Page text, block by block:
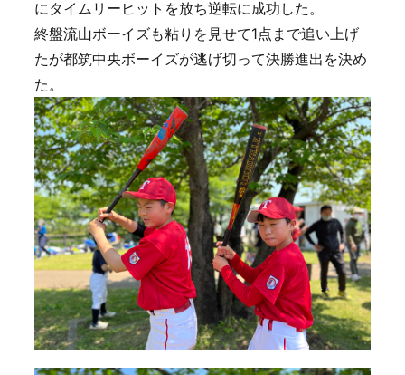
にタイムリーヒットを放ち逆転に成功した。
終盤流山ボーイズも粘りを見せて1点まで追い上げ
たが都筑中央ボーイズが逃げ切って決勝進出を決め
た。